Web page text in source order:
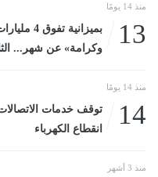
منذ 14 يومًا
13
وكرامة» عن شهر... الثلاثاء، 14 يوليو
منذ 14 يومًا
14
توقف خدمات
انقطاع الكهرباء
منذ 3 أشهر